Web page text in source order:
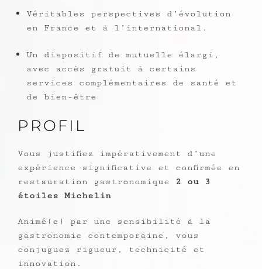
Véritables perspectives d’évolution
en France et à l’international.
Un dispositif de mutuelle élargi,
avec accès gratuit à certains
services complémentaires de santé et
de bien-être
PROFIL
Vous justifiez impérativement d’une
expérience significative et confirmée en
restauration gastronomique
2 ou 3
étoiles Michelin
Animé(e) par une sensibilité à la
gastronomie contemporaine, vous
conjuguez rigueur, technicité et
innovation.